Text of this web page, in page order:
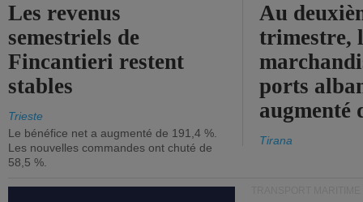
Les revenus
semestriels de
Fincantieri restent
stables
Trieste
Le bénéfice net a augmenté de 191,4 %.
Les nouvelles commandes ont chuté de
58,5 %.
Au
trimestre,
ports
augmenté
Tirana